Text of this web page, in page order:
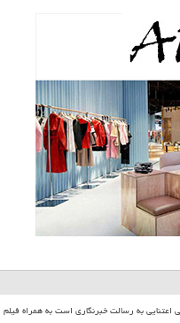
اعتنایی به رسالت خبرنگاری است به همراه فیلم